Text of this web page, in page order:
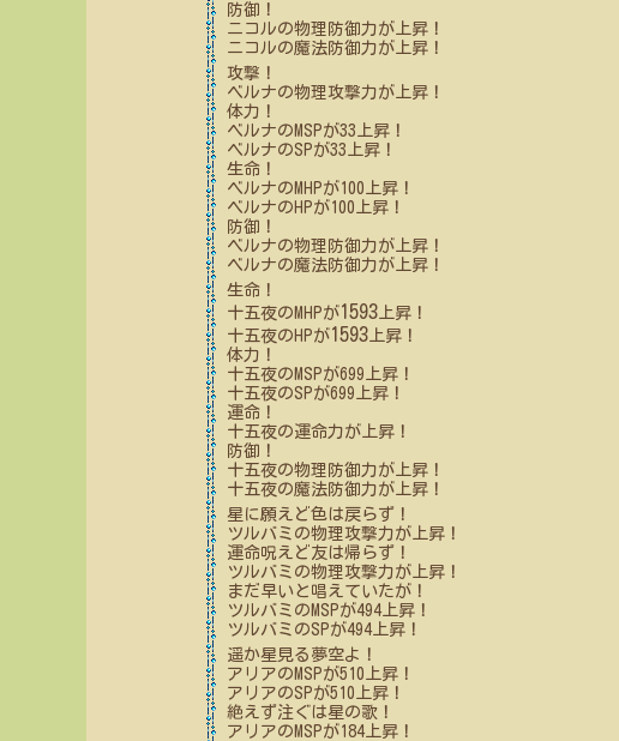
防御！
ニコルの物理防御力が上昇！
ニコルの魔法防御力が上昇！
攻撃！
ベルナの物理攻撃力が上昇！
体力！
ベルナのMSPが33 上昇！
ベルナのSPが33 上昇！
生命！
ベルナのMHPが100 上昇！
ベルナのHPが100 上昇！
防御！
ベルナの物理防御力が上昇！
ベルナの魔法防御力が上昇！
生命！
十五夜のMHPが1593上昇！
十五夜のHPが1593上昇！
体力！
十五夜のMSPが699 上昇！
十五夜のSPが699 上昇！
運命！
十五夜の運命力が上昇！
防御！
十五夜の物理防御力が上昇！
十五夜の魔法防御力が上昇！
星に願えど色は戻らず！
ツルバミ の物理攻撃力が上昇！
運命呪えど友は帰らず！
ツルバミ の物理攻撃力が上昇！
まだ早いと唱えていたが！
ツルバミ のMSPが494上昇！
ツルバミ のSPが494上昇！
遥か星見る夢空よ！
アリアのMSPが510 上昇！
アリアのSPが510 上昇！
絶えず注ぐは星の歌！
アリアのMSPが184上昇！